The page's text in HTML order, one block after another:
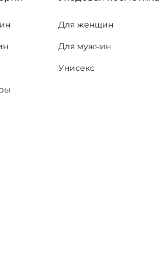
Для женщин
Для мужчин
Унисекс